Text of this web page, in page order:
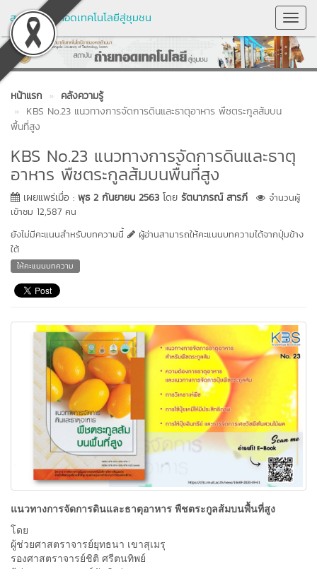
สถาบันถ่ายทอดเทคโนโลยีสู่ชุมชน
หน้าแรก
คลังความรู้
KBS No.23 แนวทางการจัดการดินและธาตุอาหาร พืชตระกูลส้มบน
พื้นที่สูง
KBS No.23 แนวทางการจัดการดินและธาตุ
อาหาร พืชตระกูลส้มบนพื้นที่สูง
เผยแพร่เมื่อ : พุธ 2 กันยายน 2563 โดย รัตนาภรณ์ สารภี
จำนวนผู้
เข้าชม 12,587 คน
ยังไม่มีคะแนนสำหรับบทความนี้
ผู้อ่านสามารถให้คะแนนบทความได้จากปุ่มข้าง
ใต้
ให้คะแนนบทความ
แนวทางการจัดการดินและธาตุอาหาร พืชตระกูลส้มบนพื้นที่สูง
โดย
ผู้ช่วยศาสตราจารย์ยุทธนา เขาสุเมรุ
รองศาสตราจารย์ชิติ ศรีตนทิพย์